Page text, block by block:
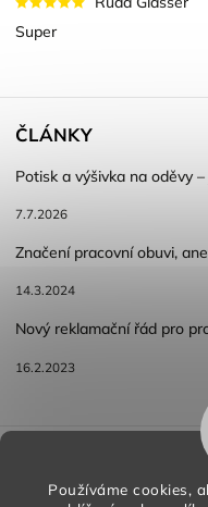
Používáme cookies,
Super
ČLÁNKY
Potisk a výšivka na oděvy
7.7.2026
Značení pracovní obuvi,
14.3.2024
Nový reklamační řád pro
16.2.2023
Reklamace a
Podmínky